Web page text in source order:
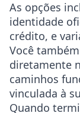
As opções
identidade
crédito, e
Você
diretamente
caminhos
vinculada à
Quando